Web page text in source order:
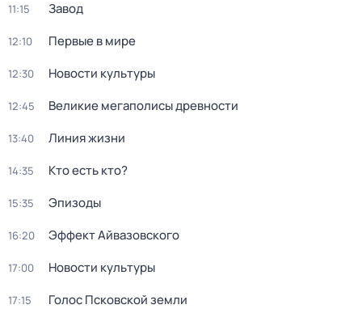
11:15 Завод
12:10 Первые в мире
12:30 Новости культуры
12:45 Великие мегаполисы древности
13:40 Линия жизни
14:35 Кто есть кто?
15:35 Эпизоды
16:20 Эффект Айвазовского
17:00 Новости культуры
17:15 Голос Псковской земли